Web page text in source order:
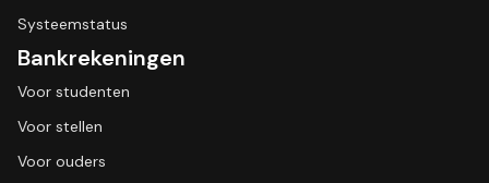
Systeemstatus
Bankrekeningen
Voor studenten
Voor stellen
Voor ouders